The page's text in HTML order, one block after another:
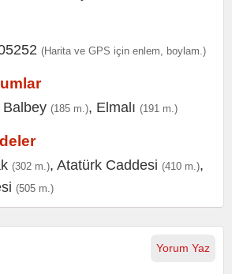
(Harita ve GPS için enlem, boylam.)
Balbey (185 m.), Elmalı (191 m.)
(302 m.), Atatürk Caddesi (410 m.),
(505 m.)
Yorum Yaz